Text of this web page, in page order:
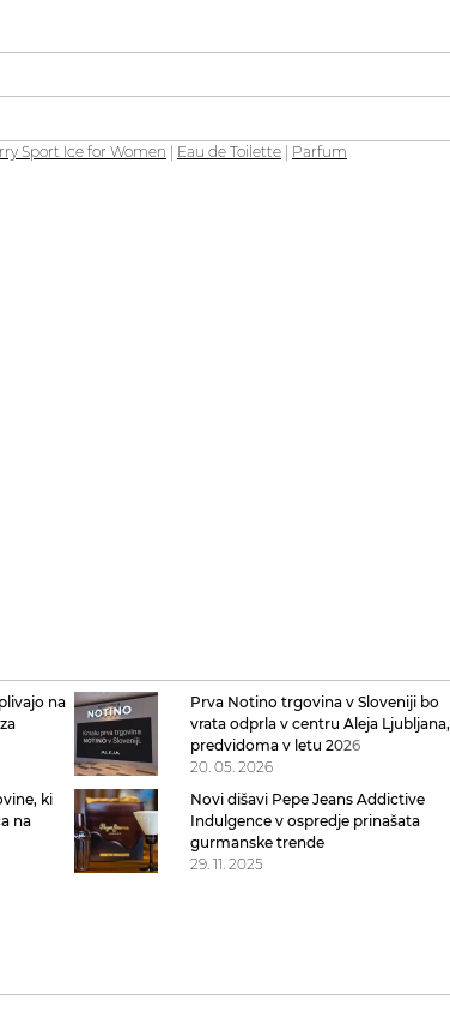
Sport Ice for Women Eau de Toilette Parfum
na
Prva Notino trgovina v Sloveniji bo
vrata odprla v centru Aleja Ljubljana,
predvidoma v letu 2026
20. 05. 2026
ki
na
Novi dišavi Pepe Jeans Addictive
Indulgence v ospredje prinašata
gurmanske trende
29. 11. 2025